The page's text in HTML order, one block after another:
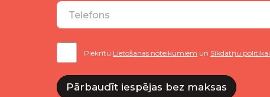
Piekrītu Lietošanas noteikumiem un Sīkdatņu politikai
Pārbaudīt iespējas bez maksas